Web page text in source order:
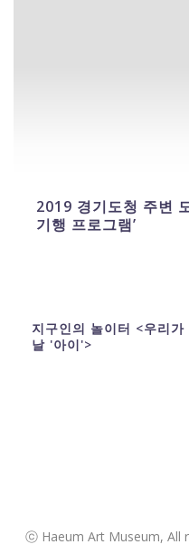
2019 경기도청 주변
기행 프로그램’
지구인의 놀이터 <우리
날 '아이'>
ⓒ Haeum Art Museum, All